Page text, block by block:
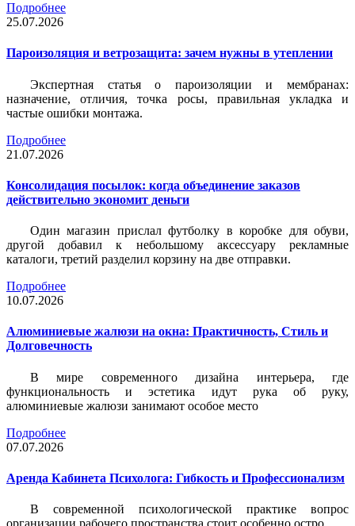
Подробнее
25.07.2026
Пароизоляция и ветрозащита: зачем нужны в утеплении
Экспертная статья о пароизоляции и мембранах:
назначение, отличия, точка росы, правильная укладка и
частые ошибки монтажа.
Подробнее
21.07.2026
Консолидация посылок: когда объединение заказов
действительно экономит деньги
Один магазин прислал футболку в коробке для обуви,
другой добавил к небольшому аксессуару рекламные
каталоги, третий разделил корзину на две отправки.
Подробнее
10.07.2026
Алюминиевые жалюзи на окна: Практичность, Стиль и
Долговечность
В мире современного дизайна интерьера, где
функциональность и эстетика идут рука об руку,
алюминиевые жалюзи занимают особое место
Подробнее
07.07.2026
Аренда Кабинета Психолога: Гибкость и Профессионализм
В современной психологической практике вопрос